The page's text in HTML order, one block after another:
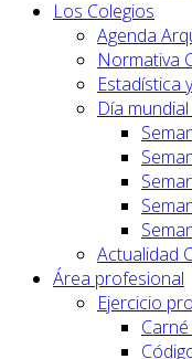
Los Colegios
Agenda
Normativa
Estadística
Día
Actualidad
Área profesional
Ejercicio